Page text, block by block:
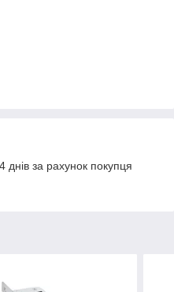
за рахунок покупця